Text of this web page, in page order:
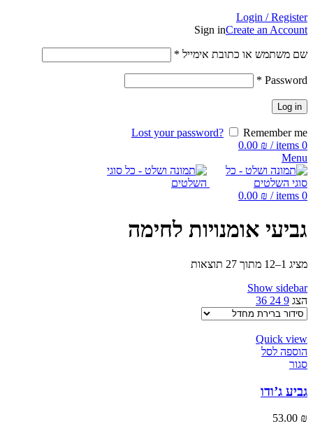
Login / Register
Sign inCreate an Account
שם משתמש או כתובת אימייל *
Password
*
Log in
Lost your password?
Remember me
0
items
/
0.00 ₪
Menu
0
items
/
0.00 ₪
גביעי אומנויות לחימה
מציג 1–12 מתוך 27 תוצאות
Show sidebar
הצג 9
24
36
Quick view
הוספה לסל
סגור
גביע ג’ודו
53.00 ₪